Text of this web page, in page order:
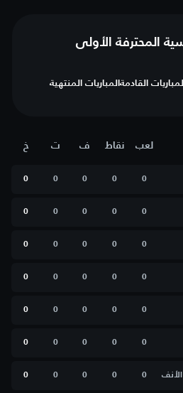
المحترفة الأولى
القادمةالمباريات المنتهية
لعب نقاط ف ت خ
0
0
0
0
0
0
0
0
0
0
0
0
0
0
0
0
0
0
0
0
0
0
0
0
0
0
0
0
0
0
الأنف 0
0
0
0
0